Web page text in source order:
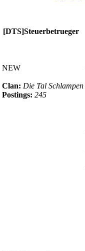
[DTS]Steuerbetrueger
NEW
Clan: Die Tal Schlampen
Postings: 245